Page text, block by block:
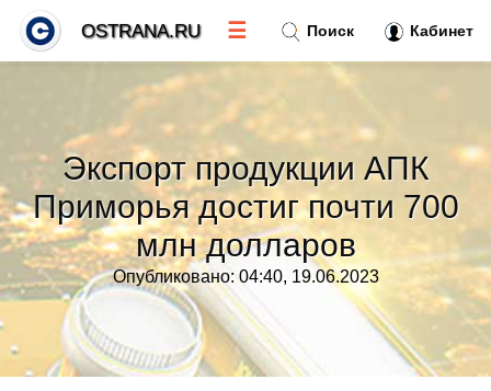
Экспорт продукции АПК
Приморья достиг почти 700
млн долларов
Опубликовано: 04:40, 19.06.2023
Поиск Кабинет
OSTRANA.RU ☰
Тренды новостей»
Рубрики»
Правила
Контакт»